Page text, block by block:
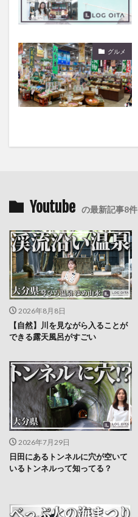
グルメ
Youtube の最新記事8件
2026年8月8日
【自然】川を見ながら入ることが
できる露天風呂がすごい
2026年7月29日
日田にあるトンネルに穴が空いて
いるトンネルって知ってる？